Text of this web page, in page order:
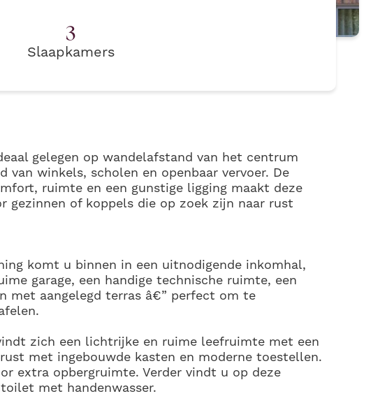
3
Slaapkamers
gelegen op wandelafstand van het centrum
van winkels, scholen en openbaar vervoer. De
ruimte en een gunstige ligging maakt deze
gezinnen of koppels die op zoek zijn naar rust
komt u binnen in een uitnodigende inkomhal,
garage, een handige technische ruimte, een
met aangelegd terras â€” perfect om te
zich een lichtrijke en ruime leefruimte met een
met ingebouwde kasten en moderne toestellen.
extra opbergruimte. Verder vindt u op deze
met handenwasser.